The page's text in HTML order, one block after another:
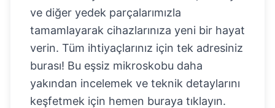
ve diğer yedek parçalarımızla
tamamlayarak cihazlarınıza yeni bir hayat
verin. Tüm ihtiyaçlarınız için tek adresiniz
burası! Bu eşsiz mikroskobu daha
yakından incelemek ve teknik detaylarını
keşfetmek için hemen buraya tıklayın.